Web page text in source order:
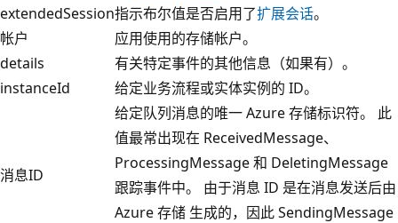
extendedSession指示布尔值是否启用了扩展会话。
帐户
应用使用的存储帐户。
details
有关特定事件的其他信息（如果有）。
instanceId
给定业务流程或实体实例的 ID。
消息ID
给定队列消息的唯一 Azure 存储标识符。 此
值最常出现在 ReceivedMessage、
ProcessingMessage 和 DeletingMessage
跟踪事件中。 由于消息 ID 是在消息发送后由
Azure 存储 生成的，因此 SendingMessage